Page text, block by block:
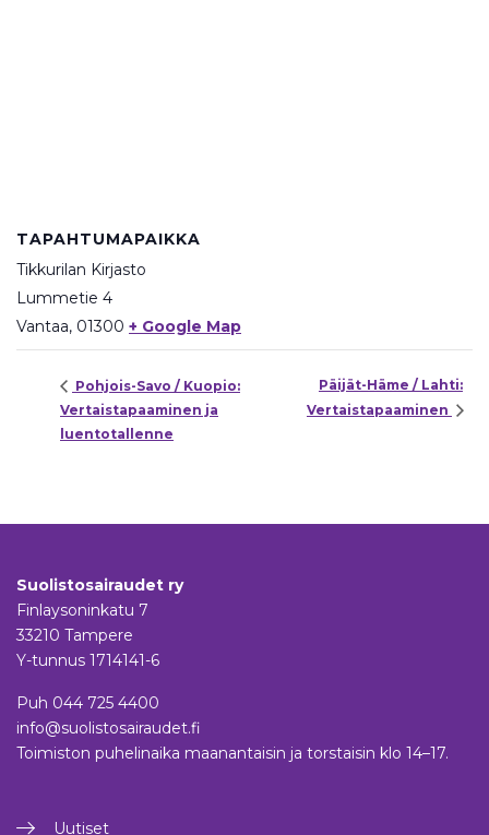
TAPAHTUMAPAIKKA
Tikkurilan Kirjasto
Lummetie 4
Vantaa, 01300 + Google Map
Pohjois-Savo / Kuopio:
Vertaistapaaminen ja
luentotallenne
Päijät-Häme / Lahti:
Vertaistapaaminen
Suolistosairaudet ry
Finlaysoninkatu 7
33210 Tampere
Y-tunnus 1714141-6
Puh 044 725 4400
info@suolistosairaudet.fi
Toimiston puhelinaika maanantaisin ja torstaisin klo 14–17.
Uutiset